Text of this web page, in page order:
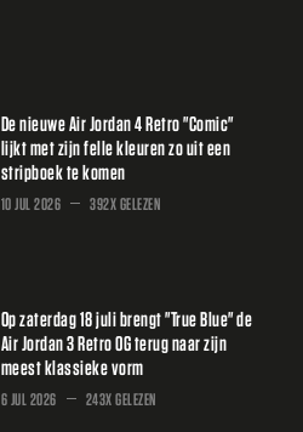
De nieuwe Air Jordan 4 Retro "Comic"
lijkt met zijn felle kleuren zo uit een
stripboek te komen
10 JUL 2026 392X GELEZEN
Op zaterdag 18 juli brengt "True Blue" de
Air Jordan 3 Retro OG terug naar zijn
meest klassieke vorm
6 JUL 2026 243X GELEZEN